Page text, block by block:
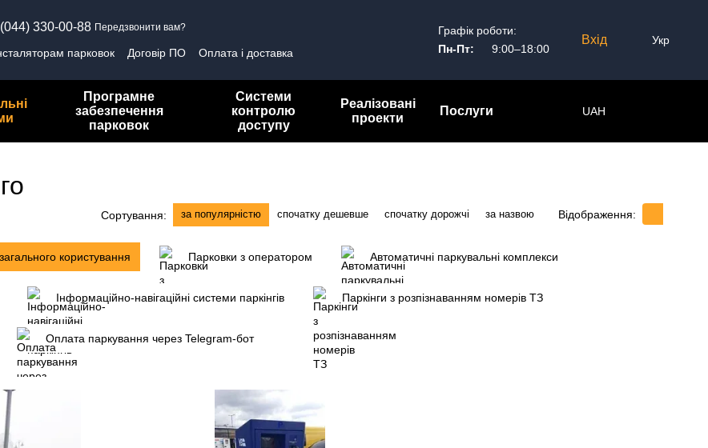
330-00-88 Передзвонити вам?
парковок Договір ПО
Оплата і доставка
Графік роботи:
Пн-Пт:
9:00–18:00
Вхід Укр
Програмне
забезпечення
парковок
Системи
контролю
доступу
Реалізовані
проекти
Послуги UAH
Сортування: за популярністю спочатку дешевше спочатку дорожчі за назвою Відображення:
користування Парковки з оператором Автоматичні паркувальні комплекси
Інформаційно-навігаційні системи паркінгів Паркінги з розпізнаванням номерів ТЗ
Оплата паркування через Telegram-бот